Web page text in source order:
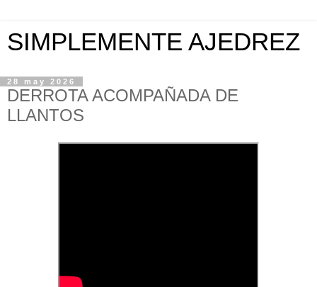
SIMPLEMENTE AJEDREZ
28 may 2026
DERROTA ACOMPAÑADA DE
LLANTOS